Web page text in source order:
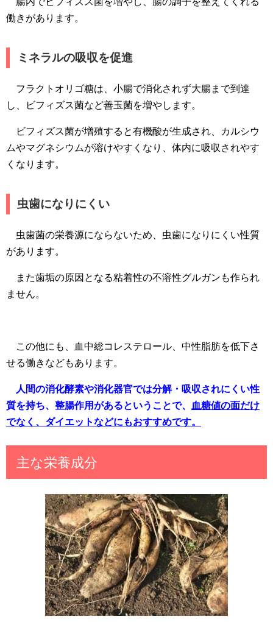
働きがあります。
ミネラルの吸収を促進
フラクトオリゴ糖は、小腸で消化されず大腸まで到達
し、ビフィズス菌など善玉菌を増やします。
ビフィズス菌が増殖すると有機酸が生成され、カルシウ
ムやマグネシウムが溶けやすくなり、体内に吸収されやす
くなります。
虫歯になりにくい
虫歯菌の栄養源にならないため、虫歯になりにくい性質
があります。
また歯垢の原因となる粘着性の不溶性グルガンも作られ
ません。
この他にも、血中総コレステロール、中性脂肪を低下さ
せる働きなどもあります。
人間の消化酵素や消化器官では分解・吸収されにくい性
質を持ち、整腸作用があるということで、
血糖値の面だけ
でなく、ダイエットなどにもおすすめです。
主な栄養成分